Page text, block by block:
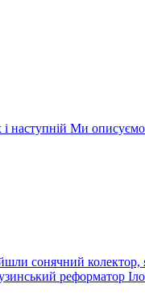
і наступній Ми
сонячний колектор,
реформатор